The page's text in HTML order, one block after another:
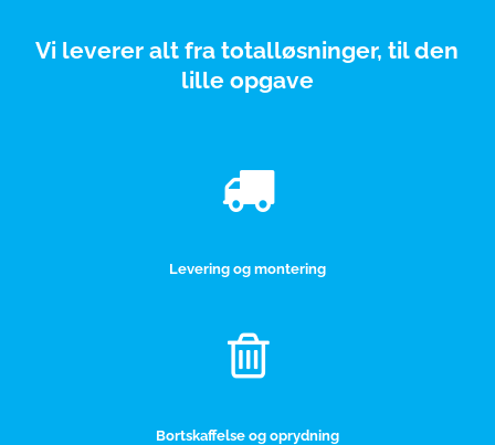
Vi leverer alt fra totalløsninger, til den
lille opgave
Levering og montering
Bortskaffelse og oprydning